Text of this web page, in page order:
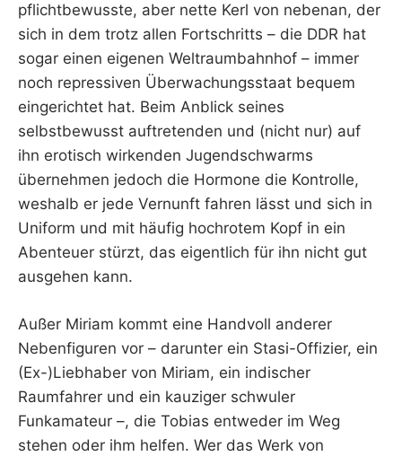
pflichtbewusste, aber nette Kerl von nebenan, der
sich in dem trotz allen Fortschritts – die DDR hat
sogar einen eigenen Weltraumbahnhof – immer
noch repressiven Überwachungsstaat bequem
eingerichtet hat. Beim Anblick seines
selbstbewusst auftretenden und (nicht nur) auf
ihn erotisch wirkenden Jugendschwarms
übernehmen jedoch die Hormone die Kontrolle,
weshalb er jede Vernunft fahren lässt und sich in
Uniform und mit häufig hochrotem Kopf in ein
Abenteuer stürzt, das eigentlich für ihn nicht gut
ausgehen kann.
Außer Miriam kommt eine Handvoll anderer
Nebenfiguren vor – darunter ein Stasi-Offizier, ein
(Ex-)Liebhaber von Miriam, ein indischer
Raumfahrer und ein kauziger schwuler
Funkamateur –, die Tobias entweder im Weg
stehen oder ihm helfen. Wer das Werk von